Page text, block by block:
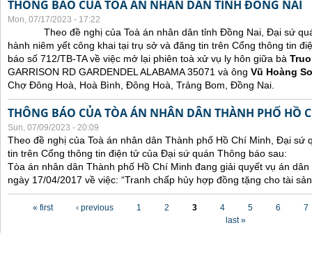
THÔNG BÁO CỦA TÒA ÁN NHÂN DÂN TỈNH ĐỒNG NAI
Mon, 07/17/2023 - 17:22
Theo đề nghị của Toà án nhân dân tỉnh Đồng Nai, Đại sứ
hành niêm yết công khai tại trụ sở và đăng tin trên Cổng thông tin
báo số 712/TB-TA về việc mở lại phiên toà xử vụ ly hôn giữa bà
GARRISON RD GARDENDEL ALABAMA 35071 và ông Vũ Hoàng
Chợ Đông Hoà, Hoà Bình, Đông Hoà, Trảng Bom, Đồng Nai.
THÔNG BÁO CỦA TÒA ÁN NHÂN DÂN THÀNH PHỐ HỒ
Sun, 07/09/2023 - 20:09
Theo đề nghị của Toà án nhân dân Thành phố Hồ Chí Minh, Đại sứ
tin trên Cổng thông tin điện tử của Đại sứ quán Thông báo sau:
Tòa án nhân dân Thành phố Hồ Chí Minh đang giải quyết vụ án
ngày 17/04/2017 về việc: “Tranh chấp hủy hợp đồng tặng cho tài
« first ‹ previous 1 2 3 4 5 6
7
last »